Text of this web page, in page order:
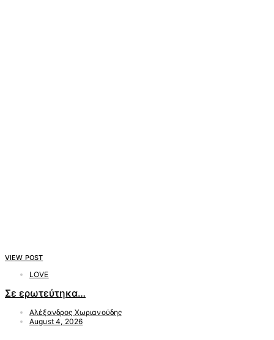
VIEW POST
LOVE
Σε ερωτεύτηκα…
Αλέξανδρος Χωριανούδης
August 4, 2026